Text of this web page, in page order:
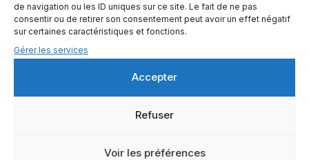
de navigation ou les ID uniques sur ce site. Le fait de ne pas
consentir ou de retirer son consentement peut avoir un effet négatif
sur certaines caractéristiques et fonctions.
Gérer les services
Accepter
Refuser
Voir les préférences
Klape.io connecté aux
meilleurs outils métiers
Relancez sans friction. 100% automatisé. Sans quitter
votre CRM